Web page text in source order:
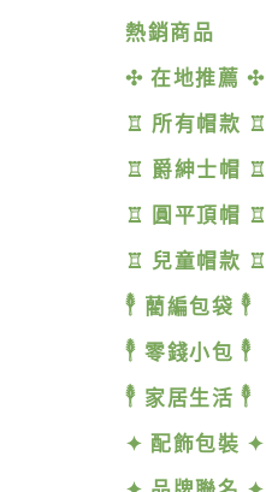
熱銷商品
✣ 在地推薦 ✣
♖ 所有帽款 ♖
♖ 爵紳士帽 ♖
♖ 圓平頂帽 ♖
♖ 兒童帽款 ♖
𓇣 藺編包袋 𓇣
𓇣 零錢小包 𓇣
𓇣 家居生活 𓇣
✦ 配飾包裝 ✦